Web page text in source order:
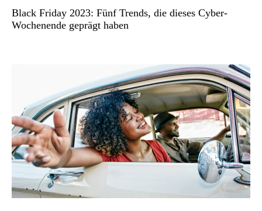
Black Friday 2023: Fünf Trends, die dieses Cyber-
Wochenende geprägt haben